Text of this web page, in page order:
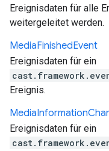
Ereignisdaten für alle
weitergeleitet werden.
MediaFinishedEvent
Ereignisdaten für ein
Ereignis.
MediaInformation
Ereignisdaten für ein